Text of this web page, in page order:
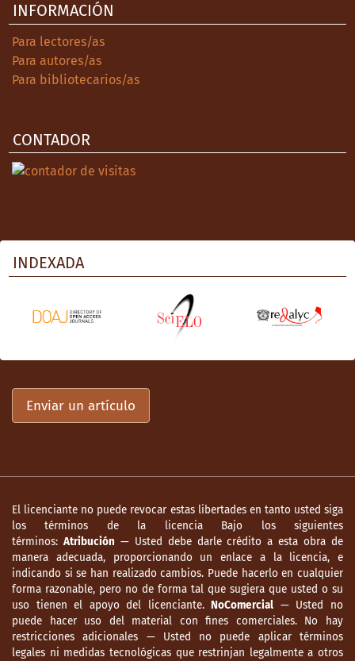
INFORMACIÓN
Para lectores/as
Para autores/as
Para bibliotecarios/as
CONTADOR
INDEXADA
Enviar un artículo
El licenciante no puede revocar estas libertades en tanto usted siga
los términos de la licencia Bajo los siguientes
términos: Atribución — Usted debe darle crédito a esta obra de
manera adecuada, proporcionando un enlace a la licencia, e
indicando si se han realizado cambios. Puede hacerlo en cualquier
forma razonable, pero no de forma tal que sugiera que usted o su
uso tienen el apoyo del licenciante.NoComercial — Usted no
puede hacer uso del material con fines comerciales. No hay
restricciones adicionales — Usted no puede aplicar términos
legales ni medidas tecnológicas que restrinjan legalmente a otros